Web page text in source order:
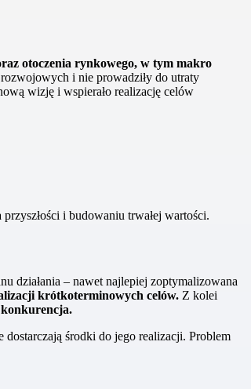
otoczenia rynkowego, w tym makro
i nie prowadziły do utraty
wizję i wspierało realizację celów
przyszłości i budowaniu trwałej wartości.
działania – nawet najlepiej zoptymalizowana
krótkoterminowych celów. Z kolei
konkurencja.
dostarczają środki do jego realizacji. Problem